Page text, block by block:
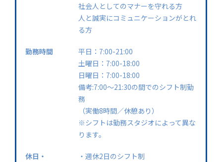
社会人としてのマナーを守れる方
人と誠実にコミュニケーションがとれ
る方
勤務時間
平日：7:00-21:00
土曜日：7:00-18:00
日曜日：7:00-18:00
備考:7:00〜21:30の間でのシフト制勤
務
（実働8時間／休憩あり）
※シフトは勤務スタジオによって異な
ります。
休日・
・週休2日のシフト制